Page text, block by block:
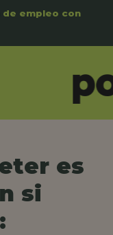
empleo con
es
si